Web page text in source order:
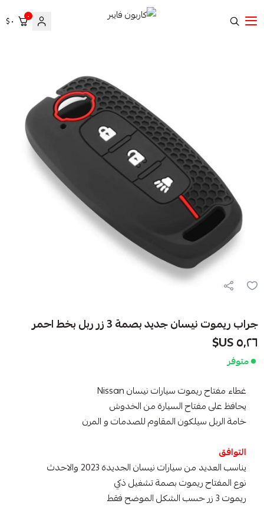
٠ ٠ $
جراب ريموت نيسان جديد بصمة 3 زر ربل بخط احمر
٥٫٢٦ US$
متوفر
غطاء مفتاح ريموت سيارات نيسان Nissan
يحافظ على مفتاح السيارة من الخدوش
خامة الربل سيلكون المقاوم للصدمات و المرن
التوافق
يناسب العديد من سيارات نيسان الجديدة 2023 والاحدث
نوع المفتاح ريموت بصمة تشغيل ذكي
ريموت 3 زر حسب الشكل الموضح فقط